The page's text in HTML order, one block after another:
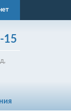
15